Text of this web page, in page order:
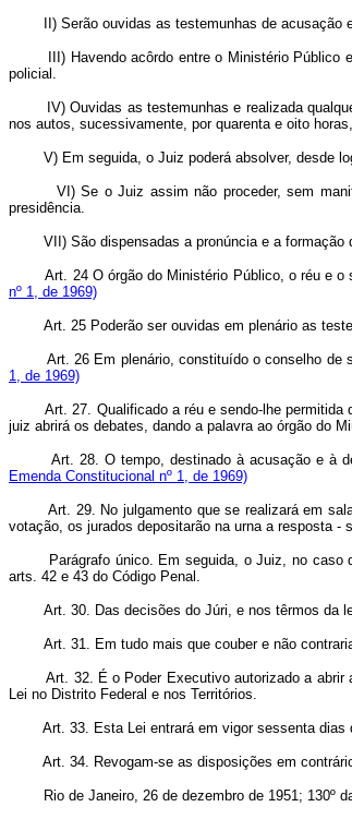
II) Serão ouvidas as testemunhas de acusação e
III) Havendo acôrdo entre o Ministério Público e o
policial.
IV) Ouvidas as testemunhas e realizada qualquer
nos autos, sucessivamente, por quarenta e oito
V) Em seguida, o Juiz poderá absolver, desde
VI) Se o Juiz assim não proceder, sem
presidência.
VII) São dispensadas a pronúncia e a formação
Art. 24 O órgão do Ministério Público, o réu e
nº 1, de 1969)
Art. 25 Poderão ser ouvidas em plenário as
Art. 26 Em plenário, constituído o conselho de
1, de 1969)
Art. 27. Qualificado a réu e sendo-lhe
juiz abrirá os debates, dando a palavra ao órgão do
Art. 28. O tempo, destinado à acusação e à
Emenda Constitucional nº 1, de 1969)
Art. 29. No julgamento que se realizará em
votação, os jurados depositarão na urna a resposta -
Parágrafo único. Em seguida, o Juiz, no caso de
arts. 42 e 43 do Código Penal.
Art. 30. Das decisões do Júri, e nos têrmos da
Art. 31. Em tudo mais que couber e não
Art. 32. É o Poder Executivo autorizado a abrir
Lei no Distrito Federal e nos Territórios.
Art. 33. Esta Lei entrará em vigor sessenta
Art. 34. Revogam-se as disposições em
Rio de Janeiro, 26 de dezembro de 1951; 130º da